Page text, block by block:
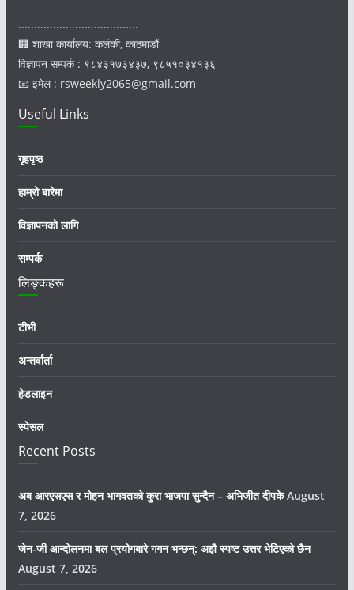
......................................
🏢 शाखा कार्यालय: कलंकी, काठमाडौं
विज्ञापन सम्पर्क : ९८४३१७३४३७, ९८५१०३४१३६
📧 इमेल : rsweekly2065@gmail.com
Useful Links
गृहपृष्ठ
हाम्रो बारेमा
विज्ञापनको लागि
सम्पर्क
लिङ्कहरू
टीभी
अन्तर्वार्ता
हेडलाइन
स्पेसल
Recent Posts
अब आरएसएस र मोहन भागवतको कुरा भाजपा सुन्दैन – अभिजीत दीपके August
7, 2026
जेन-जी आन्दोलनमा बल प्रयोगबारे गगन भन्छन्: अझै स्पष्ट उत्तर भेटिएको छैन
August 7, 2026